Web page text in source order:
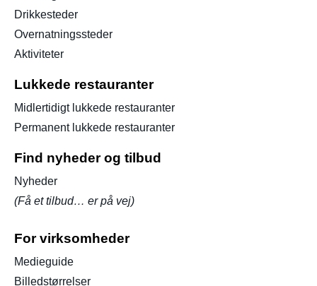
Drikkesteder
Overnatningssteder
Aktiviteter
Lukkede restauranter
Midlertidigt lukkede restauranter
Permanent lukkede restauranter
Find nyheder og tilbud
Nyheder
(Få et tilbud… er på vej)
For virksomheder
Medieguide
Billedstørrelser